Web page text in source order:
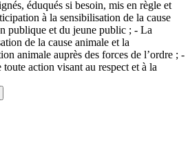
éduqués si besoin, mis en règle et
à la sensibilisation de la cause
publique et du jeune public ; - La
de la cause animale et la
animale auprès des forces de l’ordre ; -
action visant au respect et à la